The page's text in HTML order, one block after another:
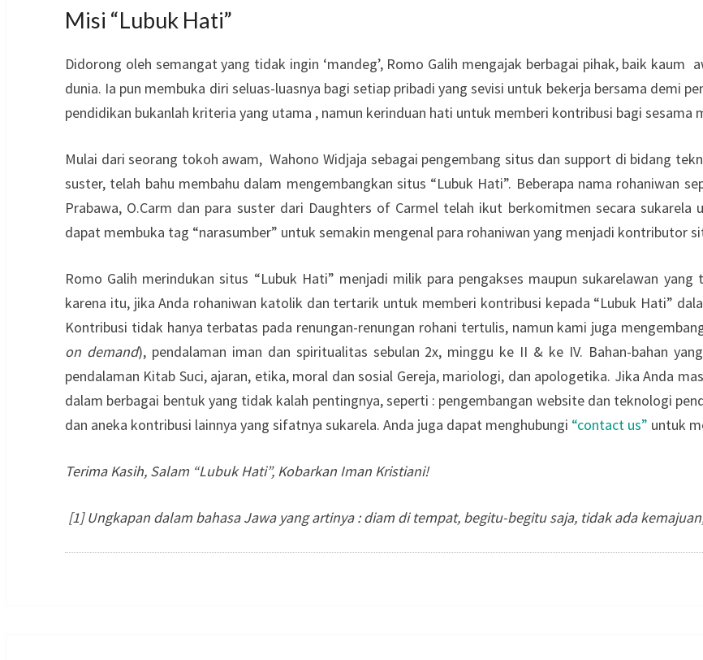
Misi “Lubuk Hati”
Didorong oleh semangat yang tidak ingin ‘mandeg’, Romo Galih mengajak berbagai pihak, baik
dunia. Ia pun membuka diri seluas-luasnya bagi setiap pribadi yang sevisi untuk bekerja bersama demi
pendidikan bukanlah kriteria yang utama , namun kerinduan hati untuk memberi kontribusi bagi sesama
Mulai dari seorang tokoh awam, Wahono Widjaja sebagai pengembang situs dan support di bidang
suster, telah bahu membahu dalam mengembangkan situs “Lubuk Hati”. Beberapa nama rohaniwan
Prabawa, O.Carm dan para suster dari Daughters of Carmel telah ikut berkomitmen secara sukarela
dapat membuka tag “narasumber” untuk semakin mengenal para rohaniwan yang menjadi kontributor
Romo Galih merindukan situs “Lubuk Hati” menjadi milik para pengakses maupun sukarelawan
karena itu, jika Anda rohaniwan katolik dan tertarik untuk memberi kontribusi kepada “Lubuk Hati”
Kontribusi tidak hanya terbatas pada renungan-renungan rohani tertulis, namun kami juga
on demand), pendalaman iman dan spiritualitas sebulan 2x, minggu ke II & ke IV. Bahan-bahan
pendalaman Kitab Suci, ajaran, etika, moral dan sosial Gereja, mariologi, dan apologetika. Jika Anda
dalam berbagai bentuk yang tidak kalah pentingnya, seperti : pengembangan website dan teknologi
dan aneka kontribusi lainnya yang sifatnya sukarela. Anda juga dapat menghubungi “contact us” untuk
Terima Kasih, Salam “Lubuk Hati”, Kobarkan Iman Kristiani!
[1] Ungkapan dalam bahasa Jawa yang artinya : diam di tempat, begitu-begitu saja, tidak ada